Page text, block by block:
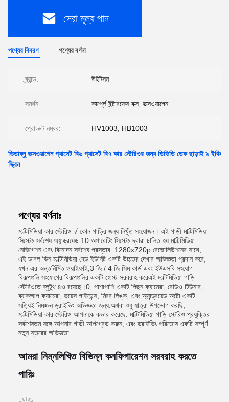
সেরা মূল্য পান
পণ্যের বিবরণ পণ্যের বর্ণনা
ব্র্যান্ড: উইটসন
সমর্থন: কার্প্লে ইন্টারফেস বক্স, ভক্সওয়াগেন
প্রোডাক্ট নম্বর: HV1003, HB1003
ভিডাব্লু ভক্সওয়াগেন প্যাসেট বি৬ প্যাসেট বি৭ কার স্টেরিওর জন্য ডিভিডি ডেক ছাড়াই ৯ ইঞ্চি
স্ক্রিন
পণ্যের বর্ণনাঃ
মাল্টিমিডিয়া কার স্টেরিও √ কোন গাড়ির জন্য নিখুঁত সংযোজন। এই গাড়ী মাল্টিমিডিয়া
সিস্টেম সর্বশেষ অ্যান্ড্রয়েড 10 অপারেটিং সিস্টেম দ্বারা চালিত হয়,মাল্টিমিডিয়া
নেভিগেশন এবং বিনোদন সর্বশেষ প্রস্তাব. 1280x720p রেজোলিউশনের সাথে,
এই ডাবল ডিন মাল্টিমিডিয়া হেড ইউনিট একটি উচ্চতর দেখার অভিজ্ঞতা প্রদান করে,
যখন এর অন্তর্নির্মিত ওয়াইফাই,3 জি / 4 জি সিম কার্ড এবং ইউএসবি সংযোগ
বিকল্পগুলি সংযোগের বিকল্পগুলির একটি হোস্ট সরবরাহ করেএই মাল্টিমিডিয়া গাড়ি
স্টেরিওতে ব্লুটুথ ৪ও রয়েছে।0, পাশাপাশি একটি পিছন ক্যামেরা, রেডিও টিউনার,
ব্যাকআপ ক্যামেরা, ভয়েস গাইডেন্স, মিরর লিঙ্ক, এবং অ্যান্ড্রয়েড অটো একটি
সত্যিই নিমজ্জন ড্রাইভিং অভিজ্ঞতা জন্য.অথবা শুধু যাত্রা উপভোগ করছি,
মাল্টিমিডিয়া কার স্টেরিও আপনাকে কভার করেছে. মাল্টিমিডিয়া গাড়ি স্টেরিও প্রযুক্তির
সর্বশেষতম সঙ্গে আপনার গাড়ী আপগ্রেড করুন, এবং ড্রাইভিং পরিতোষ একটি সম্পূর্ণ
নতুন স্তরের অভিজ্ঞতা.
আমরা নিম্নলিখিত বিভিন্ন কনফিগারেশন সরবরাহ করতে
পারিঃ